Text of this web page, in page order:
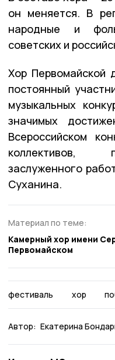
он меняется. В
народные и
советских и
Хор Первомайской
постоянный
музыкальных
значимых
Всероссийском
коллективов,
заслуженного
Суханина.
Материал по теме:
Камерный хор имени
Первомайском
фестиваль хор
Автор: Екатерина